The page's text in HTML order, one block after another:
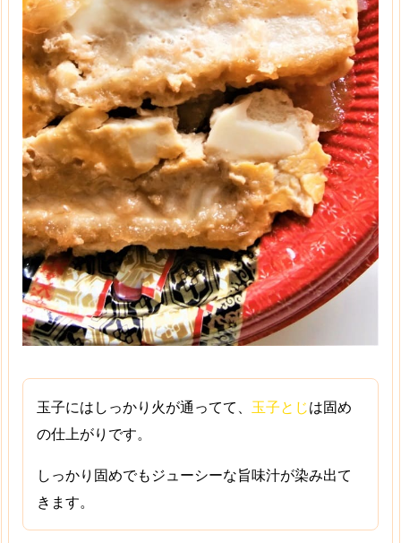
玉子にはしっかり火が通ってて、 玉子とじは固め
の仕上がりです。
しっかり固めでもジューシーな旨味汁が染み出て
きます。